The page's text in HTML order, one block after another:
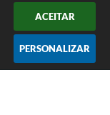
ACEITAR
PERSONALIZAR